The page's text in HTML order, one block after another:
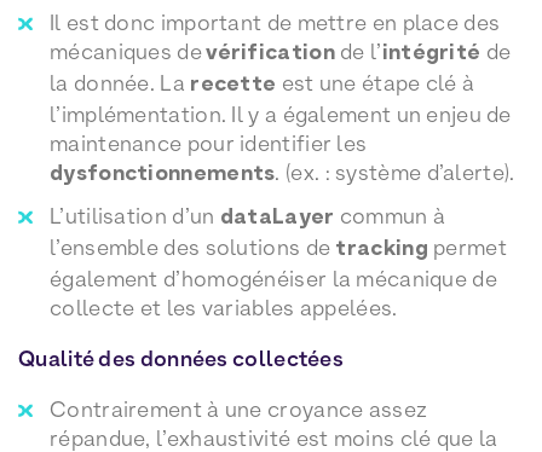
Il est donc important de mettre en place des
mécaniques devérificationde l’intégrité de
la donnée. La recette est une étape clé à
l’implémentation. Il y a également un enjeu de
maintenance pour identifier les
dysfonctionnements. (ex. : système d’alerte).
L’utilisation d’un dataLayer commun à
l’ensemble des solutions de tracking permet
également d’homogénéiser la mécanique de
collecte et les variables appelées.
Qualité des données collectées
Contrairement à une croyance assez
répandue, l’exhaustivité est moins clé que la